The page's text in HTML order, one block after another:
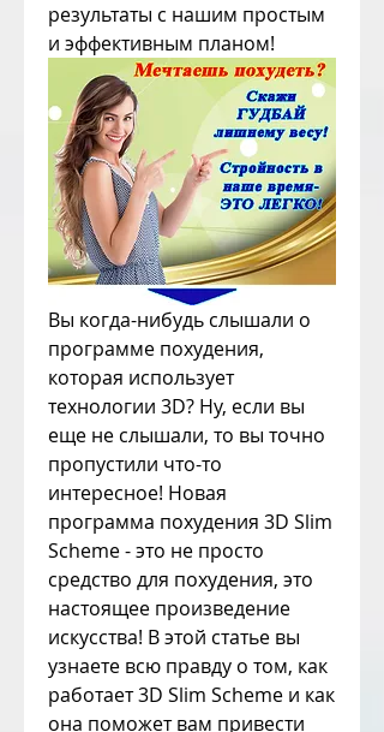
результаты с нашим простым
и эффективным планом!
Вы когда-нибудь слышали о
программе похудения,
которая использует
технологии 3D? Ну, если вы
еще не слышали, то вы точно
пропустили что-то
интересное! Новая
программа похудения 3D Slim
Scheme - это не просто
средство для похудения, это
настоящее произведение
искусства! В этой статье вы
узнаете всю правду о том, как
работает 3D Slim Scheme и как
она поможет вам привести